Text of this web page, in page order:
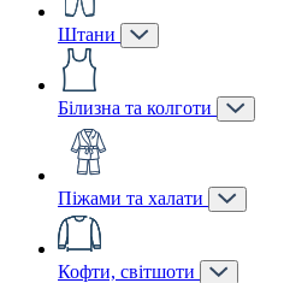
Штани
Білизна та колготи
Піжами та халати
Кофти, світшоти